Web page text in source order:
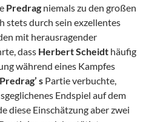
Predrag niemals zu den großen
stets durch sein exzellentes
mit herausragender
dass Herbert Scheidt häufig
während eines Kampfes
Predrag’ s Partie verbuchte,
Endspiel auf dem
diese Einschätzung aber zwei